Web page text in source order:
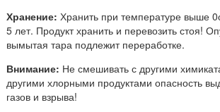
Хранение: Хранить при температуре выше
5 лет. Продукт хранить и перевозить стоя!
вымытая тара подлежит переработке.
Внимание: Не смешивать с другими
другими хлорными продуктами опасность
газов и взрыва!